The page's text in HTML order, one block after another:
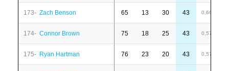
173- Zach Benson 65 13 30 43 0,66
174- Connor Brown 75 18 25 43 0,57
175- Ryan Hartman 76 23 20 43 0,57